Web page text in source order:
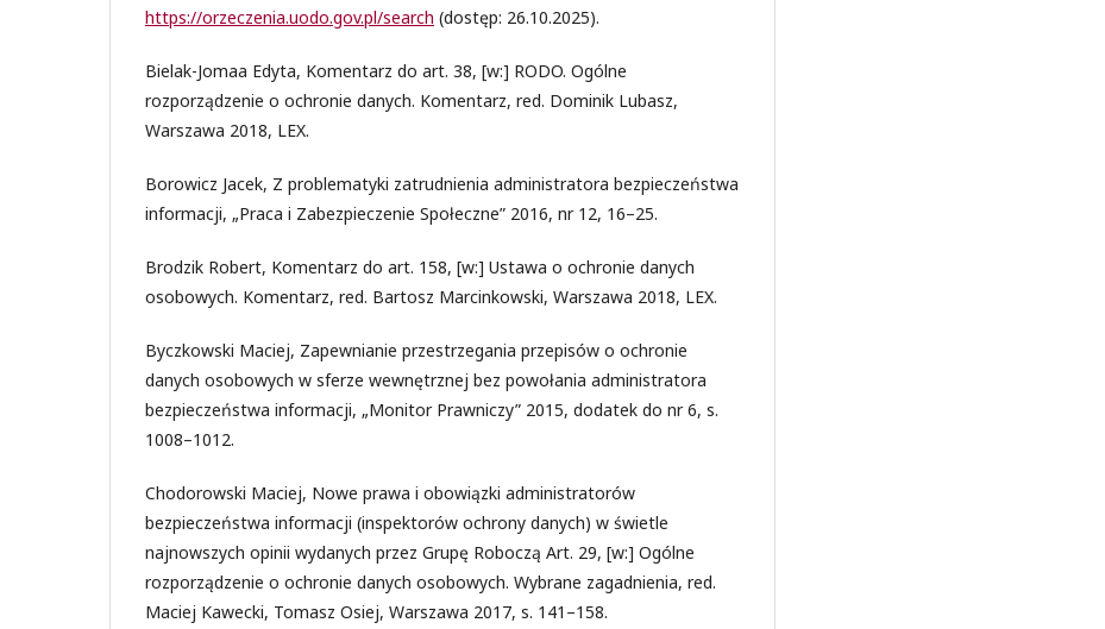
https://orzeczenia.uodo.gov.pl/search (dostęp: 26.10.2025).
Bielak-Jomaa Edyta, Komentarz do art. 38, [w:] RODO. Ogólne
rozporządzenie o ochronie danych. Komentarz, red. Dominik Lubasz,
Warszawa 2018, LEX.
Borowicz Jacek, Z problematyki zatrudnienia administratora bezpieczeństwa
informacji, „Praca i Zabezpieczenie Społeczne” 2016, nr 12, 16–25.
Brodzik Robert, Komentarz do art. 158, [w:] Ustawa o ochronie danych
osobowych. Komentarz, red. Bartosz Marcinkowski, Warszawa 2018, LEX.
Byczkowski Maciej, Zapewnianie przestrzegania przepisów o ochronie
danych osobowych w sferze wewnętrznej bez powołania administratora
bezpieczeństwa informacji, „Monitor Prawniczy” 2015, dodatek do nr 6, s.
1008–1012.
Chodorowski Maciej, Nowe prawa i obowiązki administratorów
bezpieczeństwa informacji (inspektorów ochrony danych) w świetle
najnowszych opinii wydanych przez Grupę Roboczą Art. 29, [w:] Ogólne
rozporządzenie o ochronie danych osobowych. Wybrane zagadnienia, red.
Maciej Kawecki, Tomasz Osiej, Warszawa 2017, s. 141–158.